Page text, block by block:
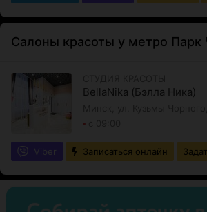
BellaNika (Бэлла Ника)
Viber Записаться онлайн